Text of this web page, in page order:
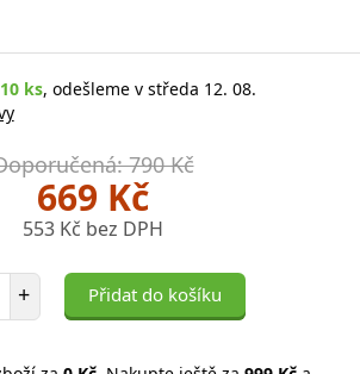
ks, odešleme v středa 12. 08.
790 Kč
669 Kč
553 Kč bez DPH
položek
+ Přidat do košíku